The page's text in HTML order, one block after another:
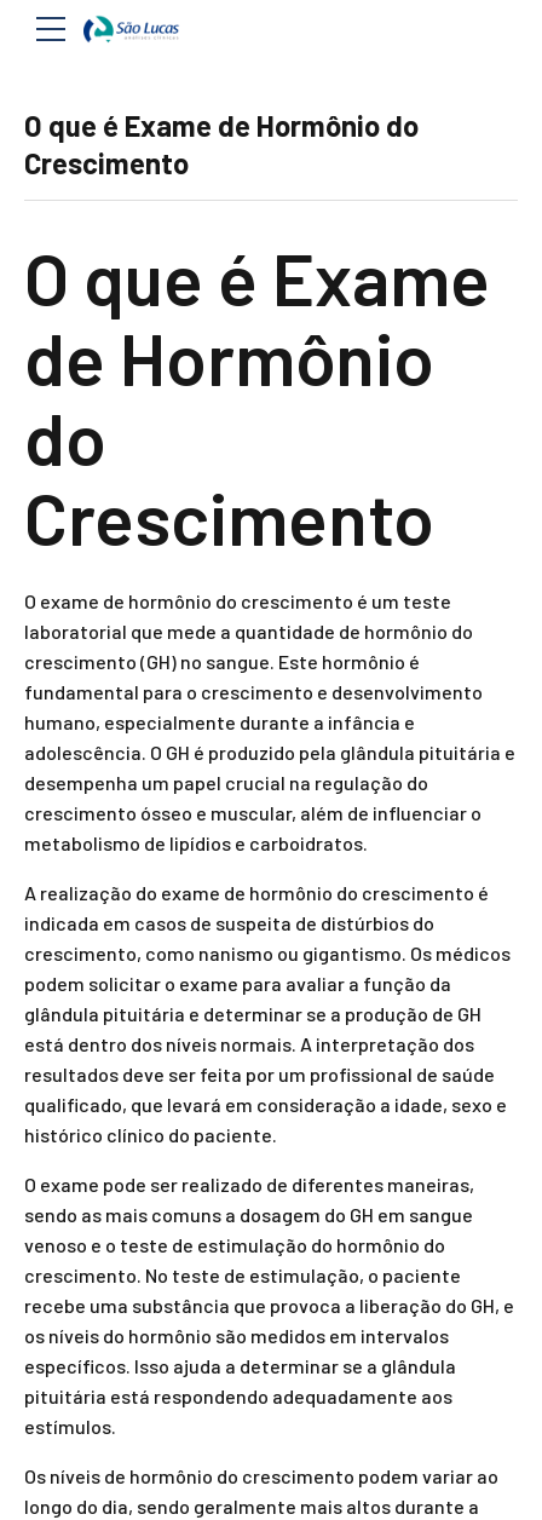
O que é Exame de Hormônio do
Crescimento
O que é Exame
de Hormônio
do
Crescimento
O exame de hormônio do crescimento é um teste
laboratorial que mede a quantidade de hormônio do
crescimento (GH) no sangue. Este hormônio é
fundamental para o crescimento e desenvolvimento
humano, especialmente durante a infância e
adolescência. O GH é produzido pela glândula pituitária e
desempenha um papel crucial na regulação do
crescimento ósseo e muscular, além de influenciar o
metabolismo de lipídios e carboidratos.
A realização do exame de hormônio do crescimento é
indicada em casos de suspeita de distúrbios do
crescimento, como nanismo ou gigantismo. Os médicos
podem solicitar o exame para avaliar a função da
glândula pituitária e determinar se a produção de GH
está dentro dos níveis normais. A interpretação dos
resultados deve ser feita por um profissional de saúde
qualificado, que levará em consideração a idade, sexo e
histórico clínico do paciente.
O exame pode ser realizado de diferentes maneiras,
sendo as mais comuns a dosagem do GH em sangue
venoso e o teste de estimulação do hormônio do
crescimento. No teste de estimulação, o paciente
recebe uma substância que provoca a liberação do GH, e
os níveis do hormônio são medidos em intervalos
específicos. Isso ajuda a determinar se a glândula
pituitária está respondendo adequadamente aos
estímulos.
Os níveis de hormônio do crescimento podem variar ao
longo do dia, sendo geralmente mais altos durante a